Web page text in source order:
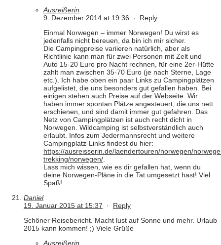
Ausreißerin
9. Dezember 2014 at 19:36 · Reply
Einmal Norwegen – immer Norwegen! Du wirst es
jedenfalls nicht bereuen, da bin ich mir sicher.
Die Campingpreise variieren natürlich, aber als
Richtlinie kann man für zwei Personen mit Zelt und
Auto 15-20 Euro pro Nacht rechnen, für eine 2er-Hütte
zahlt man zwischen 35-70 Euro (je nach Sterne, Lage
etc.). Ich habe oben ein paar Links zu Campingplätzen
aufgelistet, die uns besonders gut gefallen haben. Bei
einigen stehen auch Preise auf der Webseite. Wir
haben immer spontan Plätze angesteuert, die uns nett
erschienen, und sind damit immer gut gefahren. Das
Netz von Campingplätzen ist auch recht dicht in
Norwegen. Wildcamping ist selbstverständlich auch
erlaubt. Infos zum Jedermannsrecht und weitere
Campingplatz-Links findest du hier:
https://ausreisserin.de/laendertouren/norwegen/
trekking/norwegen/.
Lass mich wissen, wie es dir gefallen hat, wenn du
deine Norwegen-Pläne in die Tat umgesetzt hast! Viel
Spaß!
Daniel
19. Januar 2015 at 15:37 · Reply
Schöner Reisebericht. Macht lust auf Sonne und mehr. Urlaub
2015 kann kommen! ;) Viele Grüße
Ausreißerin